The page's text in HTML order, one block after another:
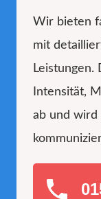
Wir bieten
mit
Leistungen.
Intensität,
ab und wird